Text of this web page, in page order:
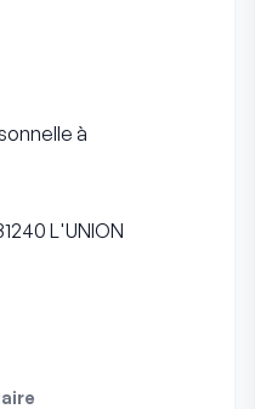
à
L'UNION